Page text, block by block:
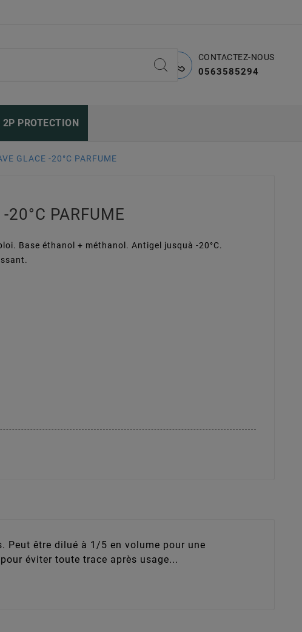
CONTACTEZ-NOUS
0563585294
2P PROTECTION
GLACE -20°C PARFUME
20°C PARFUME
Base éthanol + méthanol. Antigel jusquà -20°C.
Peut être dilué à 1/5 en volume pour une
éviter toute trace après usage...